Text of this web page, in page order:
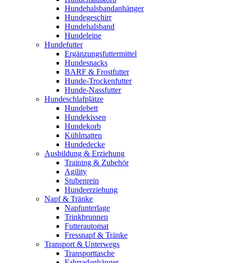
Hundehalsbandanhänger
Hundegeschirr
Hundehalsband
Hundeleine
Hundefutter
Ergänzungsfuttermittel
Hundesnacks
BARF & Frostfutter
Hunde-Trockenfutter
Hunde-Nassfutter
Hundeschlafplätze
Hundebett
Hundekissen
Hundekorb
Kühlmatten
Hundedecke
Ausbildung & Erziehung
Training & Zubehör
Agility
Stubenrein
Hundeerziehung
Napf & Tränke
Napfunterlage
Trinkbrunnen
Futterautomat
Fressnapf & Tränke
Transport & Unterwegs
Transporttasche